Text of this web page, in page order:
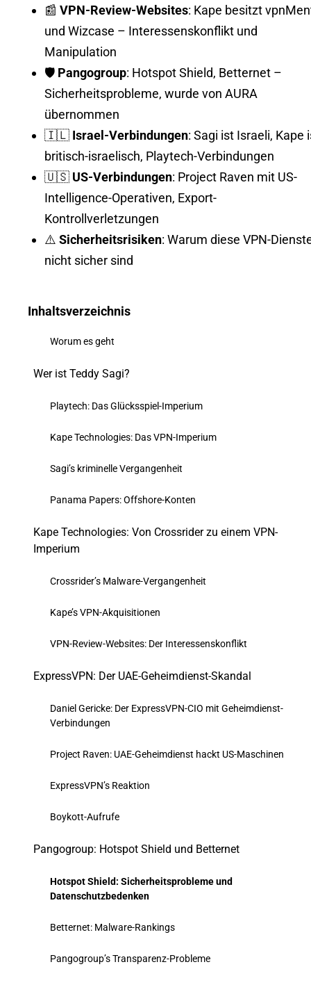
📰 VPN-Review-Websites: Kape besitzt
und Wizcase – Interessenskonflikt und
Manipulation
🛡️ Pangogroup: Hotspot Shield, Betternet –
Sicherheitsprobleme, wurde von AURA
übernommen
🇮🇱 Israel-Verbindungen: Sagi ist Israeli, Kape
britisch-israelisch, Playtech-Verbindungen
🇺🇸 US-Verbindungen: Project Raven mit US-
Intelligence-Operativen, Export-
Kontrollverletzungen
⚠️ Sicherheitsrisiken: Warum diese VPN-
nicht sicher sind
Inhaltsverzeichnis
Worum es geht
Wer ist Teddy Sagi?
Playtech: Das Glücksspiel-Imperium
Kape Technologies: Das VPN-Imperium
Sagi’s kriminelle Vergangenheit
Panama Papers: Offshore-Konten
Kape Technologies: Von Crossrider zu einem VPN-
Imperium
Crossrider’s Malware-Vergangenheit
Kape’s VPN-Akquisitionen
VPN-Review-Websites: Der Interessenskonflikt
ExpressVPN: Der UAE-Geheimdienst-Skandal
Daniel Gericke: Der ExpressVPN-CIO mit Geheimdienst-
Verbindungen
Project Raven: UAE-Geheimdienst hackt US-Maschinen
ExpressVPN’s Reaktion
Boykott-Aufrufe
Pangogroup: Hotspot Shield und Betternet
Hotspot Shield: Sicherheitsprobleme und
Datenschutzbedenken
Betternet: Malware-Rankings
Pangogroup’s Transparenz-Probleme